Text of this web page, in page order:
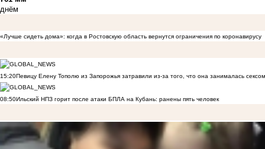
днём
«Лучше сидеть дома»: когда в Ростовскую область вернутся ограничения по коронавирусу
15:20Певицу Елену Тополю из Запорожья затравили из-за того, что она занималась
08:50Ильский НПЗ горит после атаки БПЛА на Кубань: ранены пять человек